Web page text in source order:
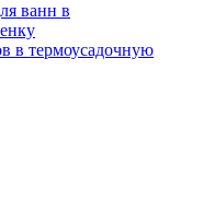
ванн в
в термоусадочную